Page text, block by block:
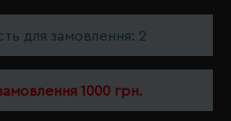
для замовлення: 2
1000 грн.